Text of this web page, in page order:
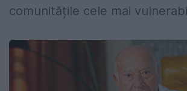
comunitățile cele mai